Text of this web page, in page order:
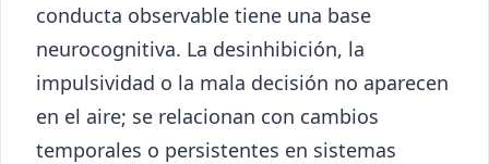
conducta observable tiene una base
neurocognitiva. La desinhibición, la
impulsividad o la mala decisión no aparecen
en el aire; se relacionan con cambios
temporales o persistentes en sistemas